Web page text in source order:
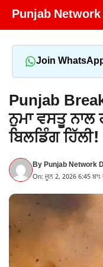
Skip
Punjab Network
Join
Punjab
ਨੁਮਾ ਵਸਤੂ ਨਾਲ
ਬਿਲਡਿੰਗ ਹਿੱਲੀ!
ByPunjab Network
On: ਜੂਨ 2, 2026 6:45 ਬਾਃ